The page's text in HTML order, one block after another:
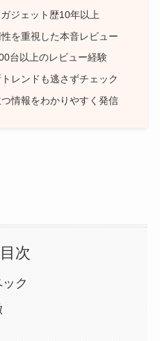
ガジェット歴10年以上
を重視した本音レビュー
台以上のレビュー経験
レンドも逃さずチェック
情報をわかりやすく発信
目次
ク